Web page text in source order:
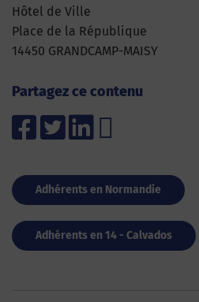
Hôtel de Ville
Place de la République
14450 GRANDCAMP-MAISY
Partagez ce contenu
Adhérents en Normandie
Adhérents en 14 - Calvados